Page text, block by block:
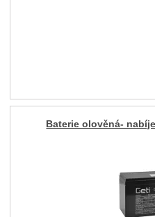
Baterie olověná-